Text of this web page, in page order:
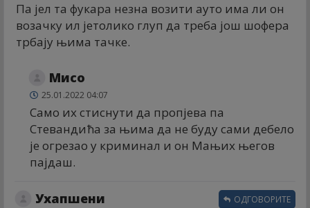
Па јел та фукара незна возити ауто има ли он
возачку ил јетолико глуп да треба још шофера
трбају њима тачке.
Мисо
25.01.2022 04:07
Само их стиснути да пропјева па
Стевандића за њима да не буду сами дебело
је огрезао у криминал и он Мањих његов
пајдаш.
Ухапшени ОДГОВОРИТЕ